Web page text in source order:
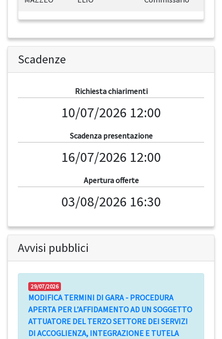
Scadenze
Richiesta chiarimenti
10/07/2026 12:00
Scadenza presentazione
16/07/2026 12:00
Apertura offerte
03/08/2026 16:30
Avvisi pubblici
29/07/2026
MODIFICA TERMINI DI GARA - PROCEDURA
APERTA PER L’AFFIDAMENTO AD UN SOGGETTO
ATTUATORE DEL TERZO SETTORE DEI SERVIZI
DI ACCOGLIENZA, INTEGRAZIONE E TUTELA